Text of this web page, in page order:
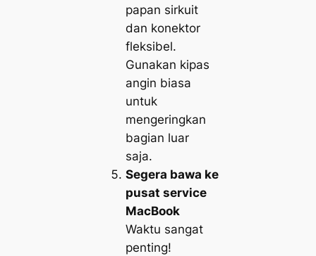
papan sirkuit
dan konektor
fleksibel.
Gunakan kipas
angin biasa
untuk
mengeringkan
bagian luar
saja.
Segera bawa ke
pusat service
MacBook
Waktu sangat
penting!